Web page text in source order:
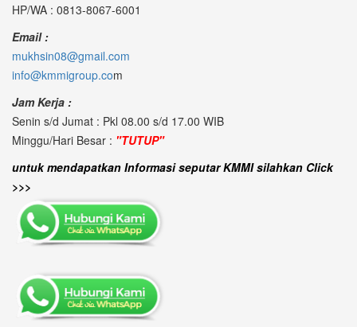
HP/WA : 0813-8067-6001
Email :
mukhsin08@gmail.com
info@kmmigroup.com
Jam Kerja :
Senin s/d Jumat : Pkl 08.00 s/d 17.00 WIB
Minggu/Hari Besar : "TUTUP"
untuk mendapatkan Informasi seputar KMMI silahkan Click
>>>